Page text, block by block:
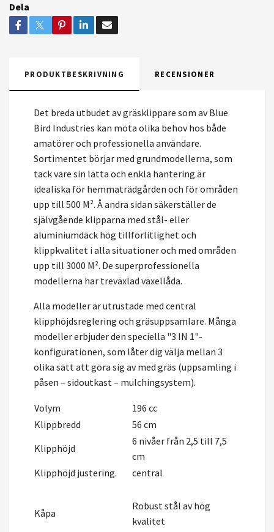
Dela
PRODUKTBESKRIVNING RECENSIONER
Det breda utbudet av gräsklippare som av Blue
Bird Industries kan möta olika behov hos både
amatörer och professionella användare.
Sortimentet börjar med grundmodellerna, som
tack vare sin lätta och enkla hantering är
idealiska för hemmaträdgården och för områden
upp till 500 M². Å andra sidan säkerställer de
självgående klipparna med stål- eller
aluminiumdäck hög tillförlitlighet och
klippkvalitet i alla situationer och med områden
upp till 3000 M². De superprofessionella
modellerna har treväxlad växellåda.
Alla modeller är utrustade med central
klipphöjdsreglering och gräsuppsamlare. Många
modeller erbjuder den speciella "3 IN 1"-
konfigurationen, som låter dig välja mellan 3
olika sätt att göra sig av med gräs (uppsamling i
påsen – sidoutkast – mulchingsystem).
Volym
196 cc
Klippbredd
56 cm
Klipphöjd
6 nivåer från 2,5 till 7,5
cm
Klipphöjd justering.
central
Kåpa
Robust stål av hög
kvalitet